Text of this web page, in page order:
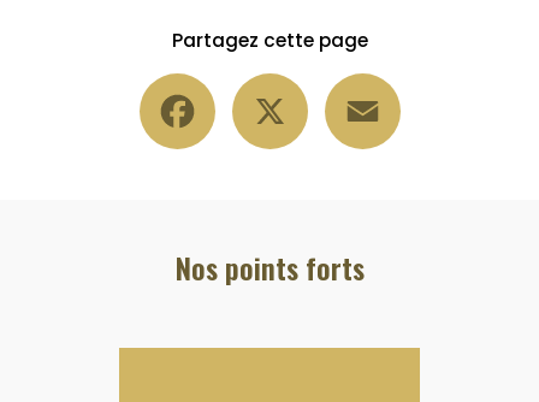
Partagez cette page
Facebook
Nos points forts